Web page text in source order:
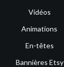
Vidéos
Animations
En-têtes
Bannières Etsy